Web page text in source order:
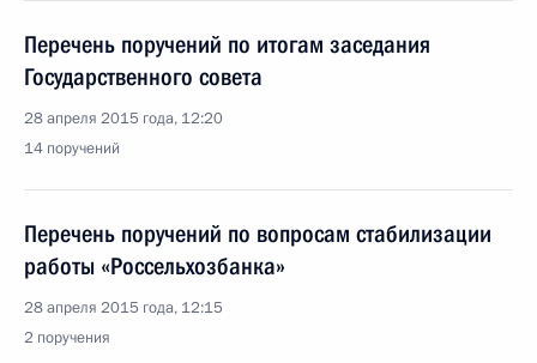
Перечень поручений по итогам заседания
Государственного совета
28 апреля 2015 года, 12:20
14 поручений
Перечень поручений по вопросам стабилизации
работы «Россельхозбанка»
28 апреля 2015 года, 12:15
2 поручения